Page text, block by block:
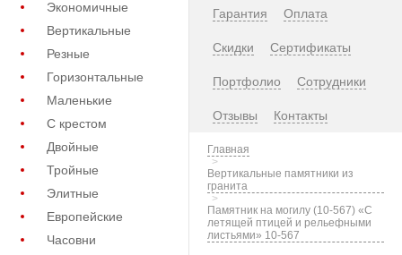
Экономичные
Вертикальные
Резные
Горизонтальные
Маленькие
С крестом
Двойные
Тройные
Элитные
Европейские
Часовни
Гарантия Оплата
Скидки Сертификаты
Портфолио Сотрудники
Отзывы Контакты
Главная
Вертикальные памятники из
гранита
Памятник на могилу (10-567) «С
летящей птицей и рельефными
листьями» 10-567